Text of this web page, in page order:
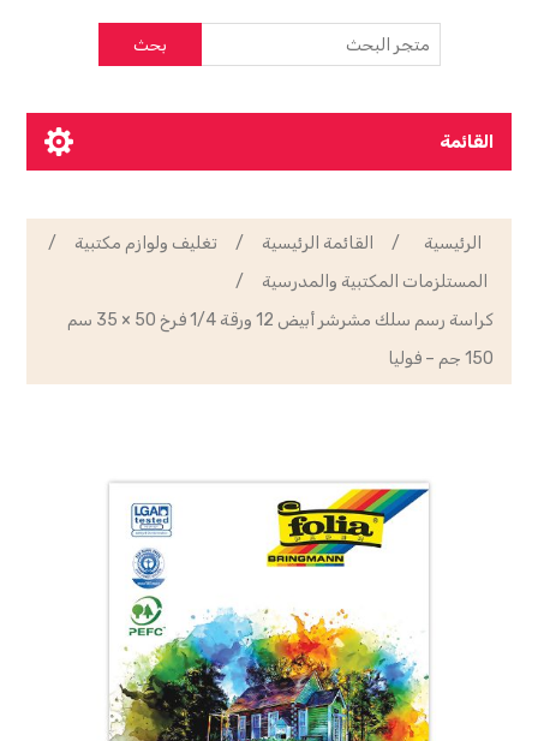
بحث
القائمة
الرئيسية / القائمة الرئيسية / تغليف ولوازم مكتبية
/
المستلزمات المكتبية والمدرسية
/
كراسة رسم سلك مشرشر أبيض 12 ورقة 1/4 فرخ 50 × 35 سم
150 جم – فوليا